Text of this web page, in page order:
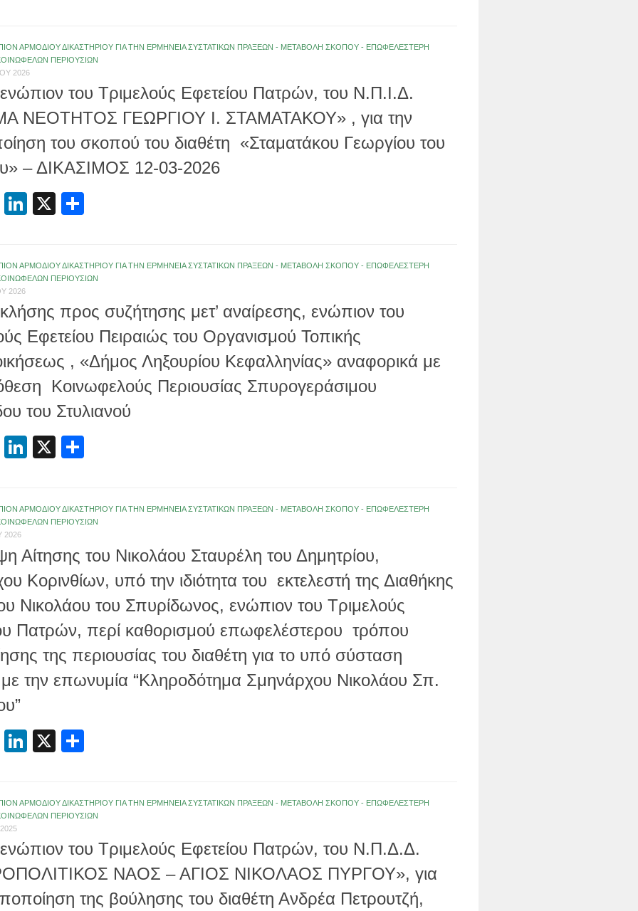
ΑΡΜΟΔΙΟΥ ΔΙΚΑΣΤΗΡΙΟΥ ΓΙΑ ΤΗΝ ΕΡΜΗΝΕΙΑ ΣΥΣΤΑΤΙΚΩΝ ΠΡΑΞΕΩΝ - ΜΕΤΑΒΟΛΗ ΣΚΟΠΟΥ - ΕΠΩΦΕΛΕΣΤΕΡΗ
ΠΕΡΙΟΥΣΙΩΝ
2026
του Τριμελούς Εφετείου Πατρών, του Ν.Π.Ι.Δ.
ΝΕΟΤΗΤΟΣ ΓΕΩΡΓΙΟΥ Ι. ΣΤΑΜΑΤΑΚΟΥ» , για την
του σκοπού του διαθέτη «Σταματάκου Γεωργίου του
– ΔΙΚΑΣΙΜΟΣ 12-03-2026
EmailLinkedIn
X
ΑΡΜΟΔΙΟΥ ΔΙΚΑΣΤΗΡΙΟΥ ΓΙΑ ΤΗΝ ΕΡΜΗΝΕΙΑ ΣΥΣΤΑΤΙΚΩΝ ΠΡΑΞΕΩΝ - ΜΕΤΑΒΟΛΗ ΣΚΟΠΟΥ - ΕΠΩΦΕΛΕΣΤΕΡΗ
ΠΕΡΙΟΥΣΙΩΝ
2026
προς συζήτησης μετ’ αναίρεσης, ενώπιον του
Εφετείου Πειραιώς του Οργανισμού Τοπικής
, «Δήμος Ληξουρίου Κεφαλληνίας» αναφορικά με
Κοινωφελούς Περιουσίας Σπυρογεράσιμου
του Στυλιανού
EmailLinkedIn
X
ΑΡΜΟΔΙΟΥ ΔΙΚΑΣΤΗΡΙΟΥ ΓΙΑ ΤΗΝ ΕΡΜΗΝΕΙΑ ΣΥΣΤΑΤΙΚΩΝ ΠΡΑΞΕΩΝ - ΜΕΤΑΒΟΛΗ ΣΚΟΠΟΥ - ΕΠΩΦΕΛΕΣΤΕΡΗ
ΠΕΡΙΟΥΣΙΩΝ
2026
Αίτησης του Νικολάου Σταυρέλη του Δημητρίου,
Κορινθίων, υπό την ιδιότητα του εκτελεστή της Διαθήκης
Νικολάου του Σπυρίδωνος, ενώπιον του Τριμελούς
Πατρών, περί καθορισμού επωφελέστερου τρόπου
της περιουσίας του διαθέτη για το υπό σύσταση
με την επωνυμία “Κληροδότημα Σμηνάρχου Νικολάου Σπ.
EmailLinkedIn
X
ΑΡΜΟΔΙΟΥ ΔΙΚΑΣΤΗΡΙΟΥ ΓΙΑ ΤΗΝ ΕΡΜΗΝΕΙΑ ΣΥΣΤΑΤΙΚΩΝ ΠΡΑΞΕΩΝ - ΜΕΤΑΒΟΛΗ ΣΚΟΠΟΥ - ΕΠΩΦΕΛΕΣΤΕΡΗ
ΠΕΡΙΟΥΣΙΩΝ
του Τριμελούς Εφετείου Πατρών, του Ν.Π.Δ.Δ.
ΝΑΟΣ – ΑΓΙΟΣ ΝΙΚΟΛΑΟΣ ΠΥΡΓΟΥ», για
της βούλησης του διαθέτη Ανδρέα Πετρουτζή,